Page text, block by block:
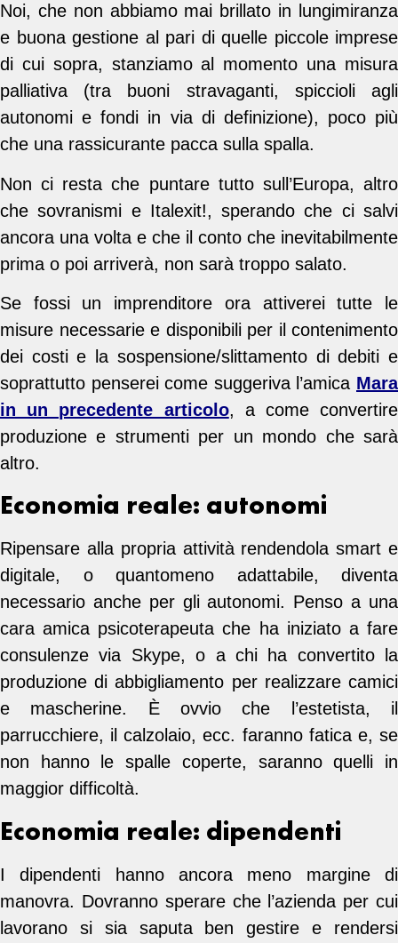
Noi, che non abbiamo mai brillato in lungimiranza
e buona gestione al pari di quelle piccole imprese
di cui sopra, stanziamo al momento una misura
palliativa (tra buoni stravaganti, spiccioli agli
autonomi e fondi in via di definizione), poco più
che una rassicurante pacca sulla spalla.
Non ci resta che puntare tutto sull’Europa, altro
che sovranismi e Italexit!, sperando che ci salvi
ancora una volta e che il conto che inevitabilmente
prima o poi arriverà, non sarà troppo salato.
Se fossi un imprenditore ora attiverei tutte le
misure necessarie e disponibili per il contenimento
dei costi e la sospensione/slittamento di debiti e
soprattutto penserei come suggeriva l’amica Mara
in un precedente articolo, a come convertire
produzione e strumenti per un mondo che sarà
altro.
Economia reale: autonomi
Ripensare alla propria attività rendendola smart e
digitale, o quantomeno adattabile, diventa
necessario anche per gli autonomi. Penso a una
cara amica psicoterapeuta che ha iniziato a fare
consulenze via Skype, o a chi ha convertito la
produzione di abbigliamento per realizzare camici
e mascherine. È ovvio che l’estetista, il
parrucchiere, il calzolaio, ecc. faranno fatica e, se
non hanno le spalle coperte, saranno quelli in
maggior difficoltà.
Economia reale: dipendenti
I dipendenti hanno ancora meno margine di
manovra. Dovranno sperare che l’azienda per cui
lavorano si sia saputa ben gestire e rendersi